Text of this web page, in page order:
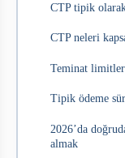
CTP tipik
CTP neleri
Teminat
Tipik ödeme
2026’da
almak